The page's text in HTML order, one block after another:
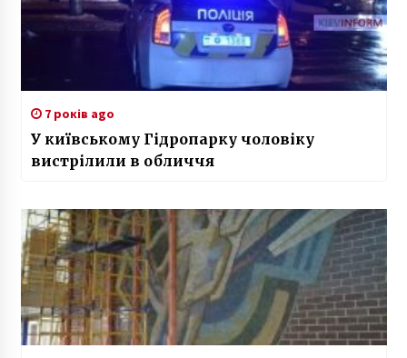
7 років ago
У київському Гідропарку чоловіку
вистрілили в обличчя